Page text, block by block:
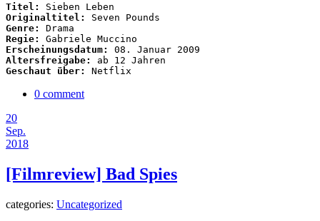
Titel:
Originaltitel:
Genre:
Regie:
Erscheinungsdatum:
Altersfreigabe:
Geschaut über:
Netflix
0 comment
20
Sep.
2018
[Filmreview] Bad Spies
categories: Uncategorized